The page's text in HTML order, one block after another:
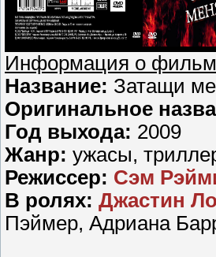
Информация о
Название: Затащи
Оригинальное
Год выхода: 2009
Жанр: ужасы,
Режисcер: Сэм
В ролях: Джастин
Пэймер, Адриана